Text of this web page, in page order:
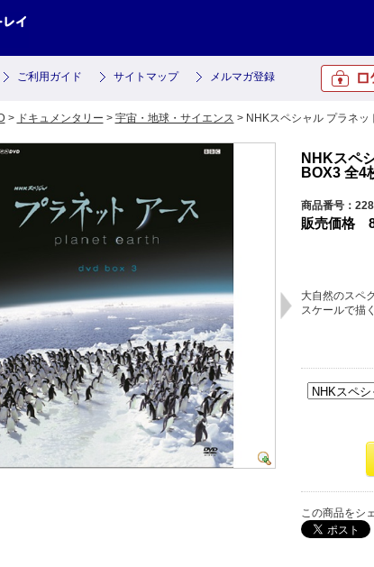
ご利用ガイド サイトマップ メルマガ登録
> ドキュメンタリー > 宇宙・地球・サイエンス > NHKスペシャル プラネ
NHKスペ
BOX3 全4
商品番号：
販売価格
大自然のスペ
スケールで描
この商品をシ